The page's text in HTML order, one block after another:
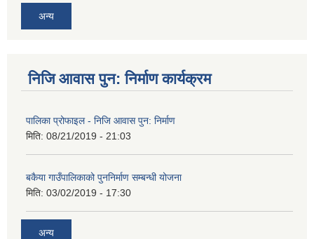
अन्य
निजि आवास पुन: निर्माण कार्यक्रम
पालिका प्रोफाइल - निजि आवास पुन: निर्माण
मिति: 08/21/2019 - 21:03
बकैया गाउँपालिकाको पुननिर्माण सम्बन्धी योजना
मिति: 03/02/2019 - 17:30
अन्य